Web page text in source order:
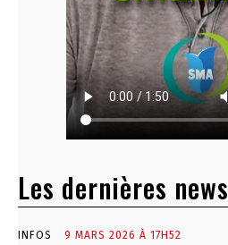
Les dernières news
INFOS 9 MARS 2026 À 17H52